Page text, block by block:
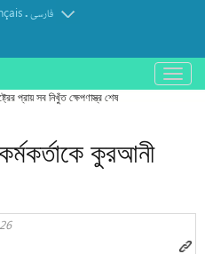
.فارسی
باز
و
প্রায় সব নিখুঁত ক্ষেপণাস্ত্র শেষ
কুরআনী